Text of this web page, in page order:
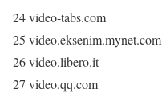
24 video-tabs.com
25 video.eksenim.mynet.com
26 video.libero.it
27 video.qq.com